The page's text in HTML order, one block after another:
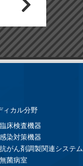
ィカル分野
臨床検査機器
感染対策機器
抗がん剤調製関連システム
無菌病室